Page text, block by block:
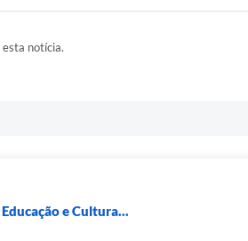
notícia.
e Cultura...